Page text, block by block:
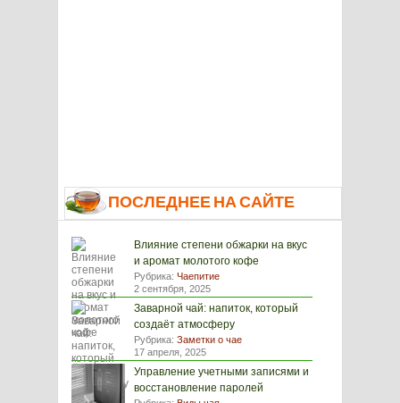
ПОСЛЕДНЕЕ НА САЙТЕ
Влияние степени обжарки на вкус
и аромат молотого кофе
Рубрика: Чаепитие
2 сентября, 2025
Заварной чай: напиток, который
создаёт атмосферу
Рубрика: Заметки о чае
17 апреля, 2025
Управление учетными записями и
восстановление паролей